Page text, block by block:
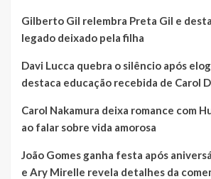
Gilberto Gil relembra Preta Gil e
legado deixado pela filha
Davi Lucca quebra o silêncio após
destaca educação recebida de Carol
Carol Nakamura deixa romance com
ao falar sobre vida amorosa
João Gomes ganha festa após
e Ary Mirelle revela detalhes da